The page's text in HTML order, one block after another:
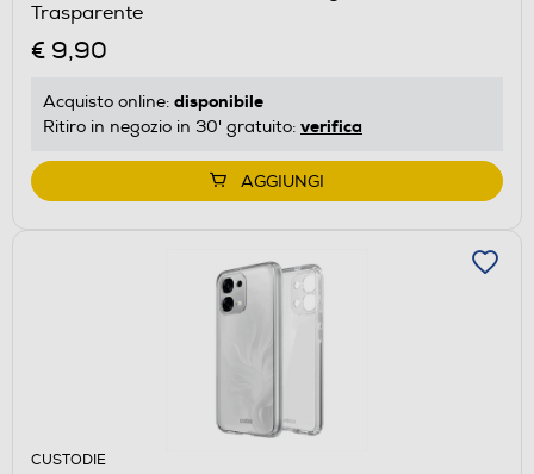
Trasparente
€ 9,90
Acquisto online: disponibile
Ritiro in negozio in 30' gratuito: verifica
AGGIUNGI
CUSTODIE